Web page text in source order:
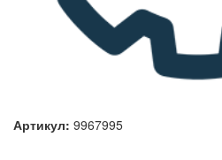
Артикул: 9967995